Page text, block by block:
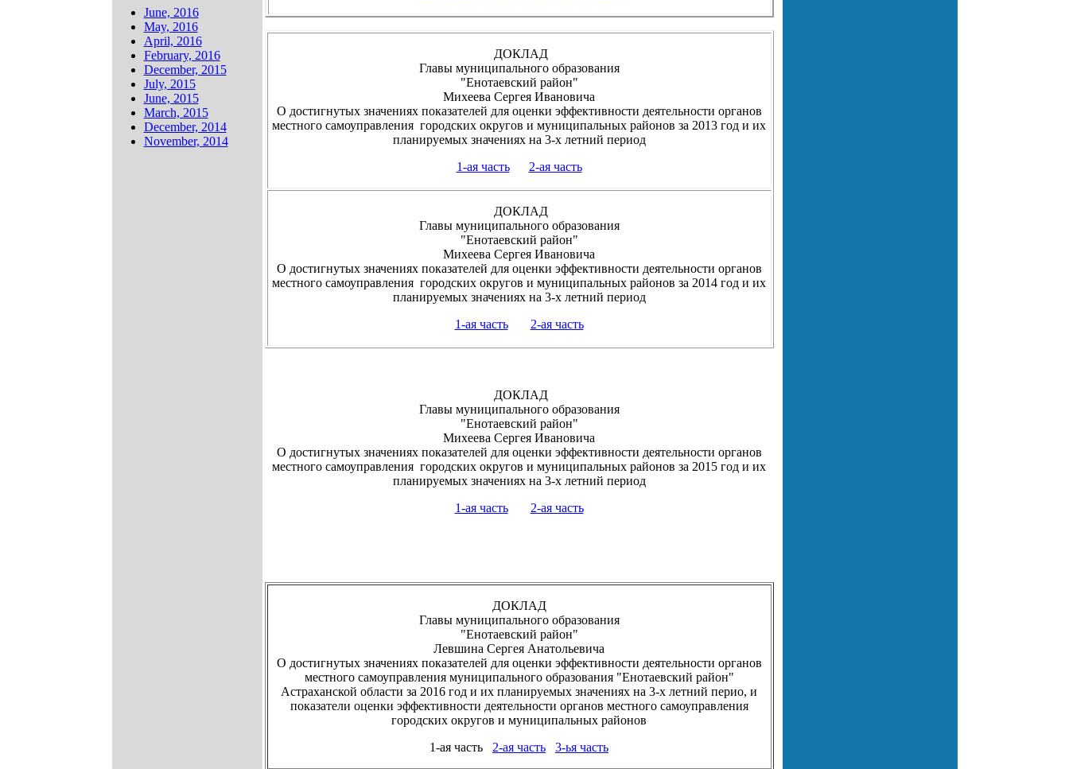
June, 2016
May, 2016
April, 2016
February, 2016
December, 2015
July, 2015
June, 2015
March, 2015
December, 2014
November, 2014
ДОКЛАД
Главы муниципального образования
"Енотаевский район"
Михеева Сергея Ивановича
О достигнутых значениях показателей для оценки эффективности деятельности органов
местного самоуправления городских округов и муниципальных районов за 2013 год и их
планируемых значениях на 3-х летний период
1-ая часть
2-ая часть
ДОКЛАД
Главы муниципального образования
"Енотаевский район"
Михеева Сергея Ивановича
О достигнутых значениях показателей для оценки эффективности деятельности органов
местного самоуправления городских округов и муниципальных районов за 2014 год и их
планируемых значениях на 3-х летний период
1-ая часть
2-ая часть
ДОКЛАД
Главы муниципального образования
"Енотаевский район"
Михеева Сергея Ивановича
О достигнутых значениях показателей для оценки эффективности деятельности органов
местного самоуправления городских округов и муниципальных районов за 2015 год и их
планируемых значениях на 3-х летний период
1-ая часть
2-ая часть
ДОКЛАД
Главы муниципального образования
"Енотаевский район"
Левшина Сергея Анатольевича
О достигнутых значениях показателей для оценки эффективности деятельности органов
местного самоуправления муниципального образования "Енотаевский район"
Астраханской области за 2016 год и их планируемых значениях на 3-х летний перио, и
показатели оценки эффективности деятельности органов местного самоуправления
городских округов и муниципальных районов
1-ая часть 2-ая часть 3-ья часть